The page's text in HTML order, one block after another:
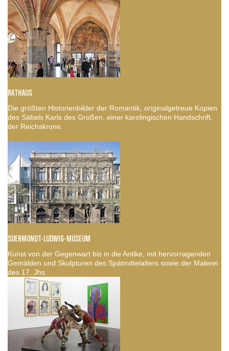
RATHAUS
Die größten Historienbilder der Romantik, originalgetreue Kopien
des Säbels Karls des Großen, einer karolingischen Handschrift,
der Reichskrone.
SUERMONDT-LUDWIG-MUSEUM
Kunst von der Gegenwart bis in die Antike, mit hervorragenden
Gemälden und Skulpturen des Spätmittelalters sowie der Malerei
des 17. Jhs.